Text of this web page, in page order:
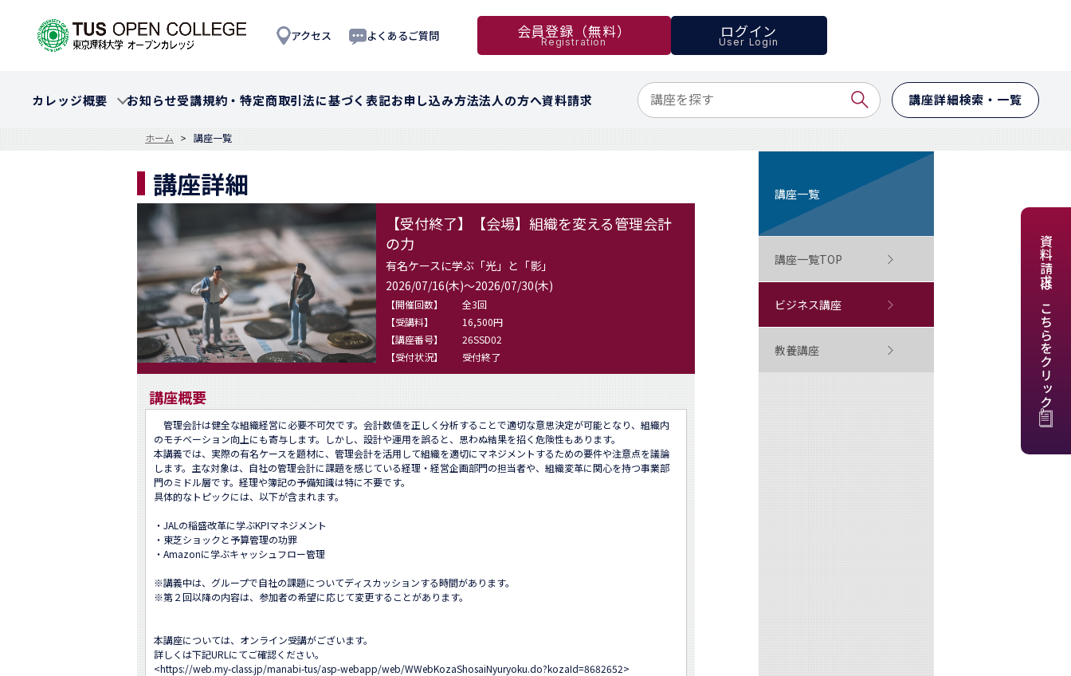
アクセス よくあるご質問 会員登録（無料）
Registration
ログイン
User Login
カレッジ概要 お知らせ受講規約・特定商取引法に基づく表記お申し込み方法法人の方へ資料請求 講座詳細検索・一覧
資料請求はこちらをクリック
ホーム 講座一覧
講座詳細
【受付終了】【会場】組織を変える管理会計
の力
有名ケースに学ぶ「光」と「影」
2026/07/16(木)～2026/07/30(木)
【開催回数】
全3回
【受講料】
16,500円
【講座番号】
26SSD02
【受付状況】
受付終了
講座概要
管理会計は健全な組織経営に必要不可欠です。会計数値を正しく分析することで適切な意思決定が可能となり、組織内
のモチベーション向上にも寄与します。しかし、設計や運用を誤ると、思わぬ結果を招く危険性もあります。
本講義では、実際の有名ケースを題材に、管理会計を活用して組織を適切にマネジメントするための要件や注意点を議論
します。主な対象は、自社の管理会計に課題を感じている経理・経営企画部門の担当者や、組織変革に関心を持つ事業部
門のミドル層です。経理や簿記の予備知識は特に不要です。
具体的なトピックには、以下が含まれます。
・JALの稲盛改革に学ぶKPIマネジメント
・東芝ショックと予算管理の功罪
・Amazonに学ぶキャッシュフロー管理
※講義中は、グループで自社の課題についてディスカッションする時間があります。
※第２回以降の内容は、参加者の希望に応じて変更することがあります。
本講座については、オンライン受講がございます。
詳しくは下記URLにてご確認ください。
<https://web.my-class.jp/manabi-tus/asp-webapp/web/WWebKozaShosaiNyuryoku.do?kozaId=8682652>
講座一覧
講座一覧TOP
ビジネス講座
教養講座